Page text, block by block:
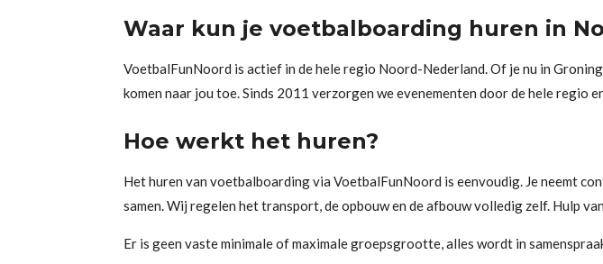
Waar kun je voetbalboarding huren in
VoetbalFunNoord is actief in de hele regio Noord-Nederland. Of je nu in
komen naar jou toe. Sinds 2011 verzorgen we evenementen door de hele regio
Hoe werkt het huren?
Het huren van voetbalboarding via VoetbalFunNoord is eenvoudig. Je neemt
samen. Wij regelen het transport, de opbouw en de afbouw volledig zelf. Hulp
Er is geen vaste minimale of maximale groepsgrootte, alles wordt in